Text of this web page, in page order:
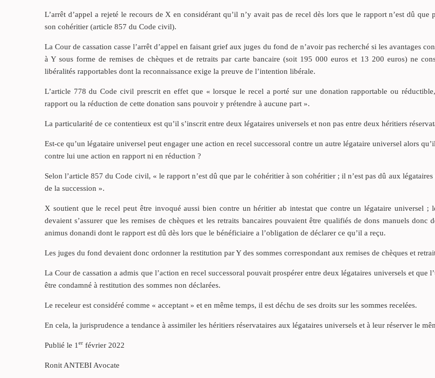
L’arrêt d’appel a rejeté le recours de X en considérant qu’il n’y avait pas de recel dès lors que le rapport n’est dû que
son cohéritier (article 857 du Code civil).
La Cour de cassation casse l’arrêt d’appel en faisant grief aux juges du fond de n’avoir pas recherché si les avantages
à Y sous forme de remises de chèques et de retraits par carte bancaire (soit 195 000 euros et 13 200 euros) ne
libéralités rapportables dont la reconnaissance exige la preuve de l’intention libérale.
L’article 778 du Code civil prescrit en effet que « lorsque le recel a porté sur une donation rapportable ou
rapport ou la réduction de cette donation sans pouvoir y prétendre à aucune part ».
La particularité de ce contentieux est qu’il s’inscrit entre deux légataires universels et non pas entre deux héritiers
Est-ce qu’un légataire universel peut engager une action en recel successoral contre un autre légataire universel alors
contre lui une action en rapport ni en réduction ?
Selon l’article 857 du Code civil, « le rapport n’est dû que par le cohéritier à son cohéritier ; il n’est pas dû aux
de la succession ».
X soutient que le recel peut être invoqué aussi bien contre un héritier ab intestat que contre un légataire universel ;
devaient s’assurer que les remises de chèques et les retraits bancaires pouvaient être qualifiés de dons manuels donc
animus donandi dont le rapport est dû dès lors que le bénéficiaire a l’obligation de déclarer ce qu’il a reçu.
Les juges du fond devaient donc ordonner la restitution par Y des sommes correspondant aux remises de chèques et
La Cour de cassation a admis que l’action en recel successoral pouvait prospérer entre deux légataires universels et que
être condamné à restitution des sommes non déclarées.
Le receleur est considéré comme « acceptant » et en même temps, il est déchu de ses droits sur les sommes recelées.
En cela, la jurisprudence a tendance à assimiler les héritiers réservataires aux légataires universels et à leur réserver le
Publié le 1 er février 2022
Ronit ANTEBI Avocate